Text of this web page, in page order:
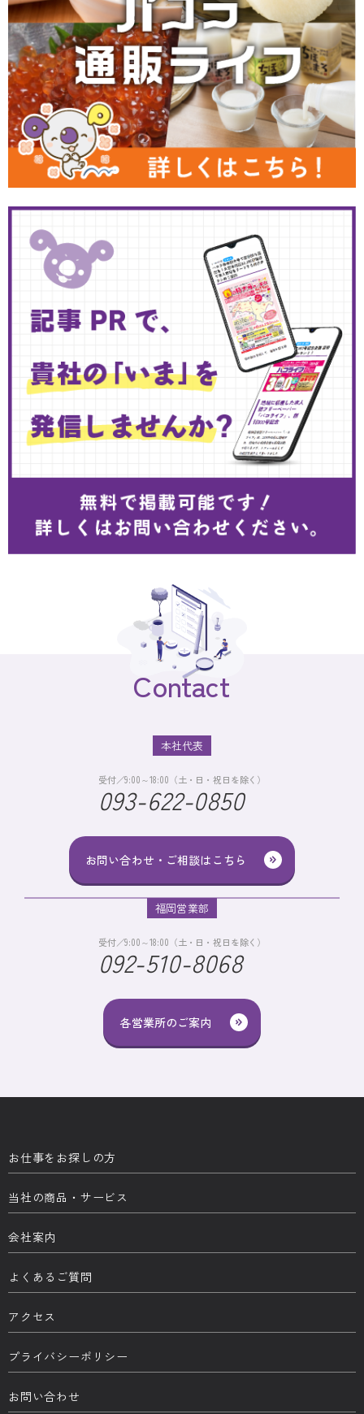
Contact
お問い合わせ・ご相談はこちら
本社代表
受付／9:00～18:00（土・日・祝日を除く）
093-622-0850
各営業所のご案内
福岡営業部
受付／9:00～18:00（土・日・祝日を除く）
092-510-8068
お仕事をお探しの方
当社の商品・サービス
会社案内
よくあるご質問
アクセス
プライバシーポリシー
お問い合わせ